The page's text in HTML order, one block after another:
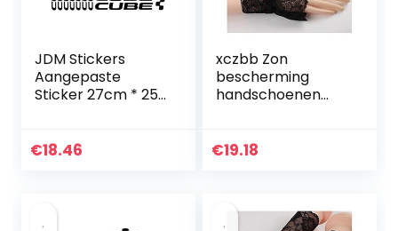
JDM Stickers
Aangepaste
Sticker 27cm * 25
AdeSIVI BICI
€18.46
xczbb Zon
bescherming
handschoenen
Katoen Arm
€19.18